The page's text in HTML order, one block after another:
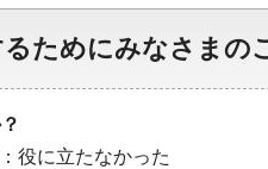
ためにみなさまの
役に立たなかった